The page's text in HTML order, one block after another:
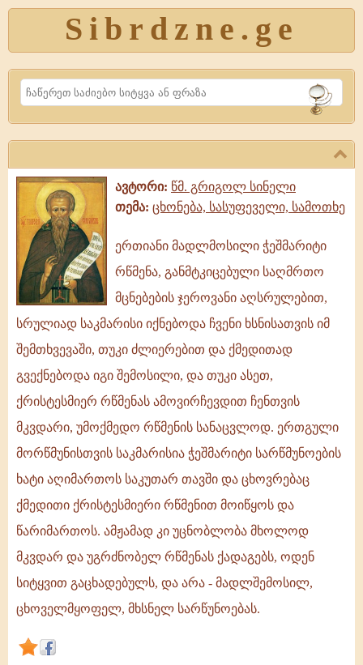
Sibrdzne.ge
Search
ავტორი: წმ. გრიგოლ სინელი
თემა: ცხონება, სასუფეველი, სამოთხე
ერთიანი
მადლმოსილი
ჭეშმარიტი
რწმენა,
განმტკიცებული
საღმრთო
მცნებების
ჯეროვანი
აღსრულებით,
სრულიად
ერთიანი მადლმოსილი ჭეშმარიტი
რწმენა, განმტკიცებული საღმრთო
მცნებების ჯეროვანი აღსრულებით,
სრულიად საკმარისი იქნებოდა ჩვენი ხსნისათვის იმ
შემთხვევაში, თუკი ძლიერებით და ქმედითად
გვექნებოდა იგი შემოსილი, და თუკი ასეთ,
ქრისტესმიერ რწმენას ამოვირჩევდით ჩენთვის
მკვდარი, უმოქმედო რწმენის სანაცვლოდ. ერთგული
მორწმუნისთვის საკმარისია ჭეშმარიტი სარწმუნოების
ხატი აღიმართოს საკუთარ თავში და ცხოვრებაც
ქმედითი ქრისტესმიერი რწმენით მოიწყოს და
წარიმართოს. ამჟამად კი უცნობლობა მხოლოდ
მკვდარ და უგრძნობელ რწმენას ქადაგებს, ოდენ
სიტყვით გაცხადებულს, და არა - მადლშემოსილ,
ცხოველმყოფელ, მხსნელ სარწუნოებას.